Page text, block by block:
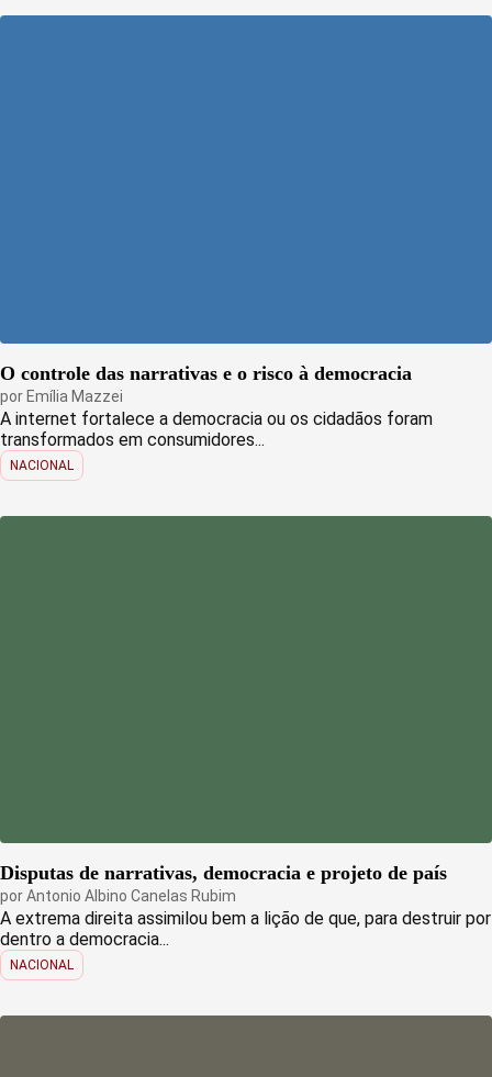
O controle das narrativas e o risco à democracia
por Emília Mazzei
A internet fortalece a democracia ou os cidadãos foram
transformados em consumidores...
NACIONAL
Disputas de narrativas, democracia e projeto de país
porAntonio Albino Canelas Rubim
A extrema direita assimilou bem a lição de que, para destruir por
dentro a democracia...
NACIONAL